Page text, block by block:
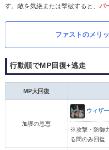
す。敵を気絶または撃破すると、 パ
ファストのメリ
行動順でMP回復+逃走
MP大回復
加護の恩恵
ウィザ
※攻撃・防御
る間のみ回復